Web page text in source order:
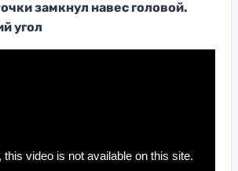
замкнул навес головой.
угол